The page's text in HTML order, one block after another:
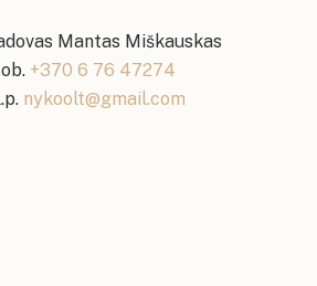
Mantas Miškauskas
+370 6 76 47274
nykoolt@gmail.com